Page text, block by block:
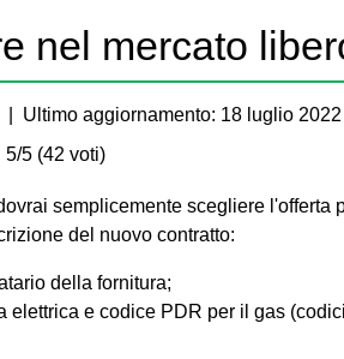
nel mercato
| Ultimo aggiornamento: 18 luglio 2022
5/5 (42 voti)
semplicemente scegliere l'offerta
del nuovo contratto:
della fornitura;
elettrica e codice PDR per il gas